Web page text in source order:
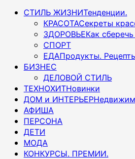
Основное
СТИЛЬ ЖИЗНИТенденции.
КРАСОТАСекреты
ЗДОРОВЬЕКак
СПОРТ
ЕДАПродукты.
БИЗНЕС
ДЕЛОВОЙ СТИЛЬ
ТЕХНОХИТНовинки
ДОМ и ИНТЕРЬЕР
АФИША
ПЕРСОНА
ДЕТИ
МОДА
КОНКУРСЫ. ПРЕМИИ.